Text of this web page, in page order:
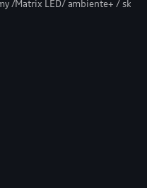
/Matrix LED/ ambiente+ / skóra